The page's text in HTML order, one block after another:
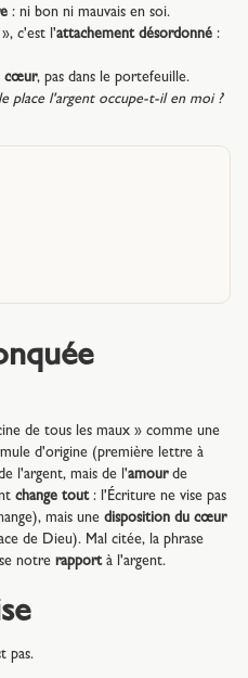
: ni bon ni mauvais en soi.
c'est l'attachement désordonné :
cœur, pas dans le portefeuille.
place l'argent occupe-t-il en moi ?
de tous les maux » comme une
d'origine (première lettre à
l'argent, mais de l'amourde
change tout: l'Écriture ne vise pas
mais une disposition du cœur
de Dieu). Mal citée, la phrase
notre rapportà l'argent.
pas.